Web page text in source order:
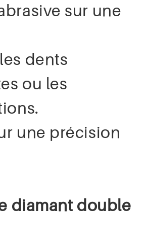
sur une
dents
ou les
une précision
diamant double